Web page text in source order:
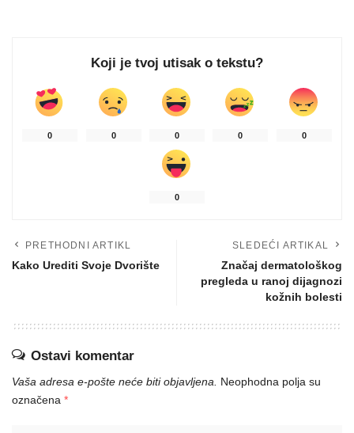
Koji je tvoj utisak o tekstu?
0 0 0 0 0
0
PRETHODNI ARTIKL
Kako Urediti Svoje Dvorište
SLEDEĆI ARTIKAL
Značaj dermatološkog
pregleda u ranoj dijagnozi
kožnih bolesti
Ostavi komentar
Vaša adresa e-pošte neće biti objavljena.
Neophodna polja su
označena *